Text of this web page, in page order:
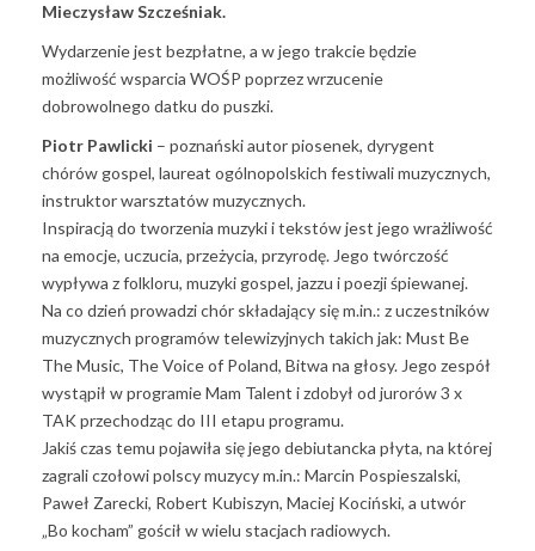
Mieczysław Szcześniak.
Wydarzenie jest bezpłatne, a w jego trakcie będzie
możliwość wsparcia WOŚP poprzez wrzucenie
dobrowolnego datku do puszki.
Piotr Pawlicki – poznański autor piosenek, dyrygent
chórów gospel, laureat ogólnopolskich festiwali muzycznych,
instruktor warsztatów muzycznych.
Inspiracją do tworzenia muzyki i tekstów jest jego wrażliwość
na emocje, uczucia, przeżycia, przyrodę. Jego twórczość
wypływa z folkloru, muzyki gospel, jazzu i poezji śpiewanej.
Na co dzień prowadzi chór składający się m.in.: z uczestników
muzycznych programów telewizyjnych takich jak: Must Be
The Music, The Voice of Poland, Bitwa na głosy. Jego zespół
wystąpił w programie Mam Talent i zdobył od jurorów 3 x
TAK przechodząc do III etapu programu.
Jakiś czas temu pojawiła się jego debiutancka płyta, na której
zagrali czołowi polscy muzycy m.in.: Marcin Pospieszalski,
Paweł Zarecki, Robert Kubiszyn, Maciej Kociński, a utwór
„Bo kocham” gościł w wielu stacjach radiowych.